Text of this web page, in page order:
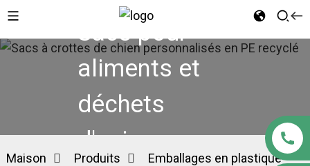
Sacs pour
aliments et
déchets
d'animaux
Maison Produits
Emballages en plastique